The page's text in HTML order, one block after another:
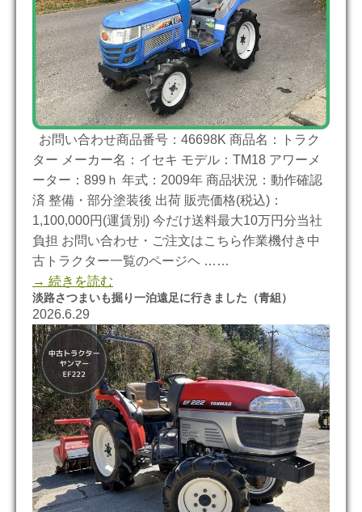
お問い合わせ商品番号：46698K 商品名：トラク
ター メーカー名：イセキ モデル：TM18 アワーメ
ーター：899ｈ 年式：2009年 商品状況：動作確認
済 整備・部分塗装後 出荷 販売価格(税込)：
1,100,000円(運賃別) 今だけ送料最大10万円分当社
負担 お問い合わせ・ご注文はこちら作業機付き中
古トラクター一覧のページヘ ……
→ 続きを読む
淡路さつまいも掘り一泊遠足に行きました（青組）
2026.6.29